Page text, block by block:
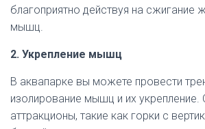
благоприятно действуя на сжигание
мышц.
2. Укрепление мышц
В аквапарке вы можете провести
изолирование мышц и их укрепление.
аттракционы, такие как горки с